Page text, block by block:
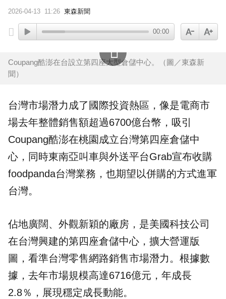
家長曝「小S私下為人」徹底改觀 網友洗版認證
下載東森App，隨時掌握天下大小事！
神秘！ 「隱形部隊」藏河濱公園 藏身草坪難察覺
2026-04-13 11:26 東森新聞
00:00
Coupang酷澎在台設立第四座大型倉儲中心。（圖／東森新
聞）
台灣市場潛力成了國際投資熱區，像是電商市
場去年整體銷售額超過6700億台幣，吸引
Coupang酷澎在桃園成立台灣第四座倉儲中
心 ，同時東南亞叫車與外送平台Grab宣布收購
foodpanda台灣業務，也期望以併購的方式進軍
台灣。
佔地廣闊、外觀新穎的廠房，是美國科技公司
在台灣興建的第四座倉儲中心，擴大營運版
圖，看準台灣零售網路銷售市場潛力。根據數
據，去年市場規模高達6716億元，年成長
2.8％，展現穩定成長動能。